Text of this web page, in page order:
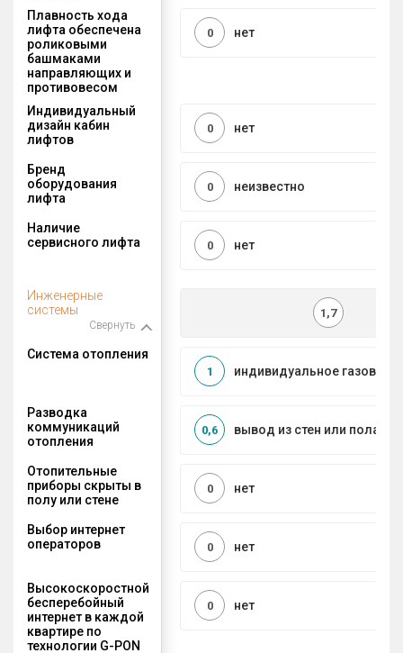
Плавность хода
лифта обеспечена
роликовыми
башмаками
направляющих и
противовесом
нет
0
Индивидуальный
дизайн кабин
лифтов
нет
0
Бренд
оборудования
лифта
неизвестно
0
Наличие
сервисного лифта
нет
0
Инженерные
системы
Свернуть
1,7
Система отопления
индивидуальное газовое
1
Разводка
коммуникаций
отопления
вывод из стен или пола
0,6
Отопительные
приборы скрыты в
полу или стене
нет
0
Выбор интернет
операторов
нет
0
Высокоскоростной
бесперебойный
интернет в каждой
квартире по
технологии G-PON
нет
0